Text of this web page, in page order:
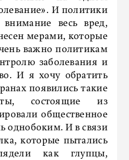
И политики
весь вред,
мерами, которые
важно политикам
заболевания и
И я хочу обратить
появились такие
состоящие из
общественное
однобоким. И в связи
которые пытались
как глупцы,